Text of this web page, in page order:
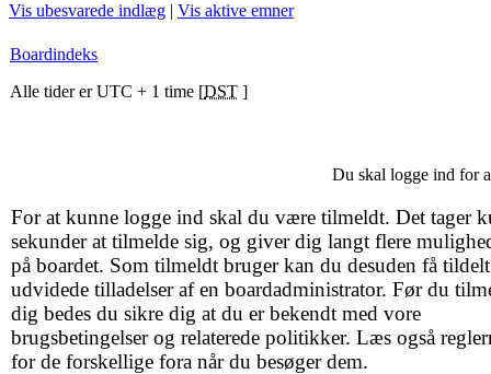
Vis ubesvarede indlæg | Vis aktive emner
Boardindeks
Alle tider er UTC + 1 time [DST ]
Du skal logge ind for
For at kunne logge ind skal du være tilmeldt. Det tager
sekunder at tilmelde sig, og giver dig langt flere
på boardet. Som tilmeldt bruger kan du desuden få tildelt
udvidede tilladelser af en boardadministrator. Før du
dig bedes du sikre dig at du er bekendt med vore
brugsbetingelser og relaterede politikker. Læs også
for de forskellige fora når du besøger dem.